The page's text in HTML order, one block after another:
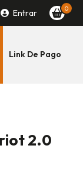
Entrar 0
Link De Pago
2.0